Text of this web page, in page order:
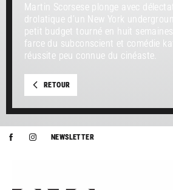
Martin Scorsese plonge avec
drolatique d’un New York
petit budget tourné en huit
farce du subconscient et comédie
réussite peu connue du cinéaste.
RETOUR
NEWSLETTER